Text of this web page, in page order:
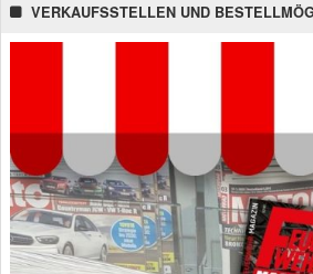
VERKAUFSSTELLEN UND